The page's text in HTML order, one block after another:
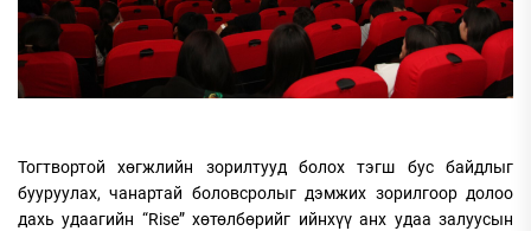
Тогтвортой хөгжлийн зорилтууд болох тэгш бус байдлыг
бууруулах, чанартай боловсролыг дэмжих зорилгоор долоо
дахь удаагийн “Rise” хөтөлбөрийг ийнхүү анх удаа залуусын